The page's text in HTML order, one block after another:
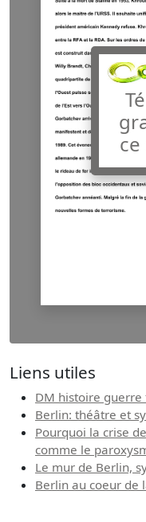
Liens utiles
DM histoire
Berlin: théâtre et
Pourquoi la crise
comme le
Le mur de Berlin,
Berlin au coeur de